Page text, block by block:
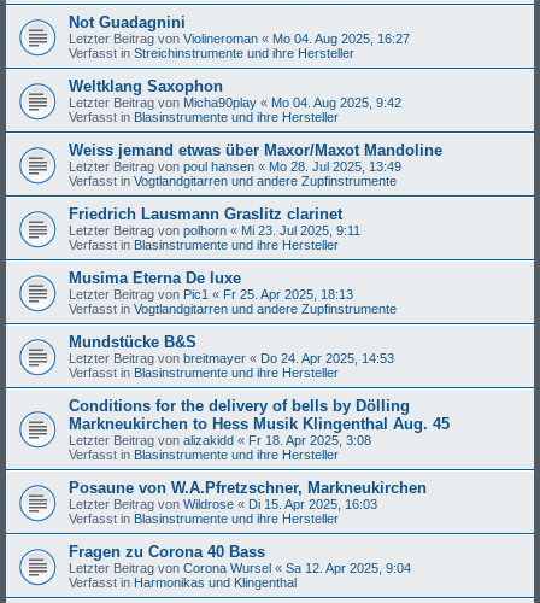
Not Guadagnini
Letzter Beitrag von Violineroman « Mo 04. Aug 2025, 16:27
Verfasst in Streichinstrumente und ihre Hersteller
Weltklang Saxophon
Letzter Beitrag von Micha90play « Mo 04. Aug 2025, 9:42
Verfasst in Blasinstrumente und ihre Hersteller
Weiss jemand etwas über Maxor/Maxot Mandoline
Letzter Beitrag von poul hansen « Mo 28. Jul 2025, 13:49
Verfasst in Vogtlandgitarren und andere Zupfinstrumente
Friedrich Lausmann Graslitz clarinet
Letzter Beitrag von polhorn « Mi 23. Jul 2025, 9:11
Verfasst in Blasinstrumente und ihre Hersteller
Musima Eterna De luxe
Letzter Beitrag von Pic1 « Fr 25. Apr 2025, 18:13
Verfasst in Vogtlandgitarren und andere Zupfinstrumente
Mundstücke B&S
Letzter Beitrag von breitmayer « Do 24. Apr 2025, 14:53
Verfasst in Blasinstrumente und ihre Hersteller
Conditions for the delivery of bells by Dölling
Markneukirchen to Hess Musik Klingenthal Aug. 45
Letzter Beitrag von alizakidd « Fr 18. Apr 2025, 3:08
Verfasst in Blasinstrumente und ihre Hersteller
Posaune von W.A.Pfretzschner, Markneukirchen
Letzter Beitrag von Wildrose « Di 15. Apr 2025, 16:03
Verfasst in Blasinstrumente und ihre Hersteller
Fragen zu Corona 40 Bass
Letzter Beitrag von Corona Wursel « Sa 12. Apr 2025, 9:04
Verfasst in Harmonikas und Klingenthal